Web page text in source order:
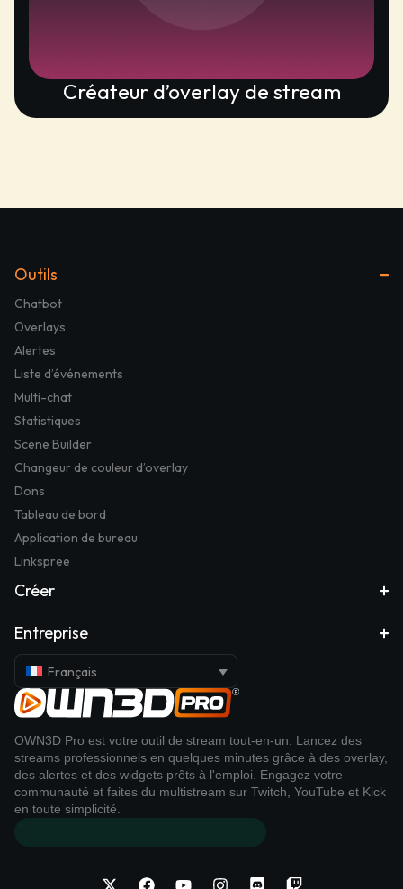
Créateur d’overlay de stream
Outils
Chatbot
Overlays
Alertes
Liste d’événements
Multi-chat
Statistiques
Scene Builder
Changeur de couleur d’overlay
Dons
Tableau de bord
Application de bureau
Linkspree
Créer
Entreprise
Français
OWN3D Pro est votre outil de stream tout-en-un. Lancez des
streams professionnels en quelques minutes grâce à des overlay,
des alertes et des widgets prêts à l'emploi. Engagez votre
communauté et faites du multistream sur Twitch, YouTube et Kick
en toute simplicité.